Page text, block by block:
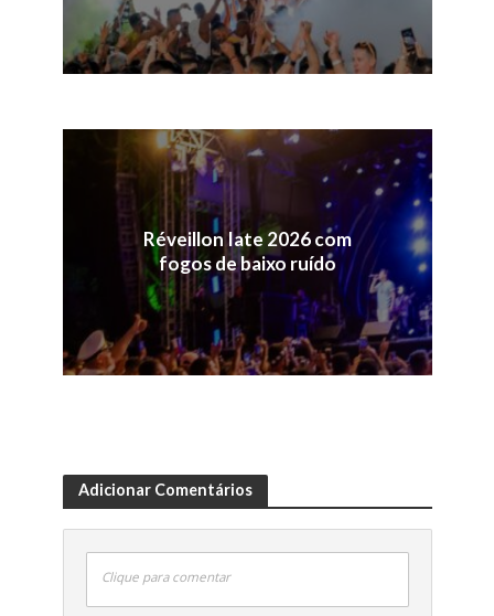
Réveillon Iate 2026 com
fogos de baixo ruído
Adicionar Comentários
Clique para comentar